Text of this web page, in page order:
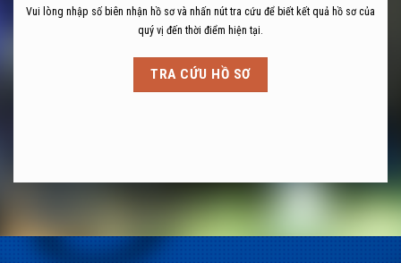
Vui lòng nhập số biên nhận hồ sơ và nhấn nút tra cứu để biết kết quả hồ sơ của
quý vị đến thời điểm hiện tại.
TRA CỨU HỒ SƠ